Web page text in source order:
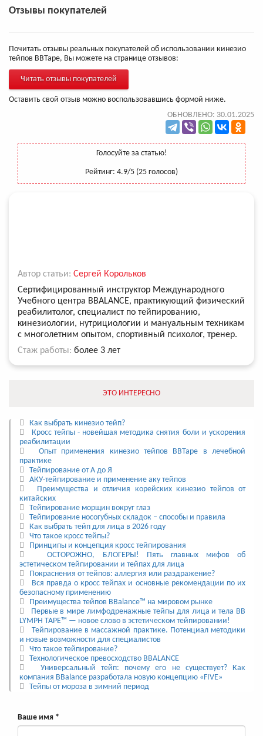
Отзывы покупателей
Почитать отзывы реальных покупателей об использовании кинезио
тейпов BBTape, Вы можете на странице отзывов:
Читать отзывы покупателей
Оставить свой отзыв можно воспользовавшись формой ниже.
ОБНОВЛЕНО: 30.01.2025
Голосуйте за статью!
Рейтинг: 4.9/5 (25 голосов)
Автор статьи: Сергей Корольков
Сертифицированный инструктор Международного
Учебного центра BBALANCE, практикующий физический
реабилитолог, специалист по тейпированию,
кинезиологии, нутрициологии и мануальным техникам
с многолетним опытом, спортивный психолог, тренер.
Стаж работы: более 3 лет
ЭТО ИНТЕРЕСНО
Как выбрать кинезио тейп?
Кросс тейпы - новейшая методика снятия боли и ускорения
реабилитации
Опыт применения кинезио тейпов BBTape в лечебной
практике
Тейпирование от А до Я
АКУ-тейпирование и применение аку тейпов
Преимущества и отличия корейских кинезио тейпов от
китайских
Тейпирование морщин вокруг глаз
Тейпирование носогубных складок – способы и правила
Как выбрать тейп для лица в 2026 году
Что такое кросс тейпы?
Принципы и концепция кросс тейпирования
ОСТОРОЖНО, БЛОГЕРЫ! Пять главных мифов об
эстетическом тейпировании и тейпах для лица
Покраснения от тейпов: аллергия или раздражение?
Вся правда о кросс тейпах и основные рекомендации по их
безопасному применению
Преимущества тейпов BBalance™ на мировом рынке
Первые в мире лимфодренажные тейпы для лица и тела BB
LYMPH TAPE™ — новое слово в эстетическом тейпировании!
Тейпирование в массажной практике. Потенциал методики
и новые возможности для специалистов
Что такое тейпирование?
Технологическое превосходство BBALANCE
Универсальный тейп: почему его не существует? Как
компания BBalance разработала новую концепцию «FIVE»
Тейпы от мороза в зимний период
Ваше имя *